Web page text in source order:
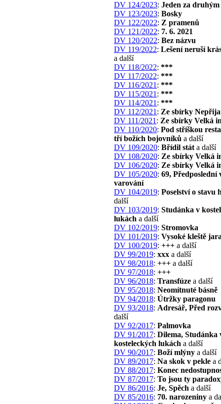
DV 124/2023: Jeden za druhým
DV 123/2023: Bosky
DV 122/2022: Z pramenů
DV 121/2022: 7. 6. 2021
DV 120/2022: Bez názvu
DV 119/2022: Lešení neruší
a další
DV 118/2022: ***
DV 117/2022: ***
DV 116/2021 : ***
DV 115/2021 : ***
DV 114/2021 : ***
DV 112/2021 : Ze sbírky
DV 111/2021 : Ze sbírky Velká
DV 110/2020: Pod stříškou
tří božích bojovníků a další
DV 109/2020: Břídil stát a další
DV 108/2020: Ze sbírky Velká
DV 106/2020: Ze sbírky Velká
DV 105/2020: 69, Předposlední
varování
DV 104/2019: Poselství o stavu
další
DV 103/2019: Studánka v
lukách a další
DV 102/2019: Stromovka
DV 101/2019: Vysoké kleště
DV 100/2019: +++ a další
DV 99/2019: xxx a další
DV 98/2018: +++ a další
DV 97/2018: +++
DV 96/2018: Transfúze a další
DV 95/2018: Neomítnuté básně
DV 94/2018: Útržky paragonu
DV 93/2018: Adresář, Před
další
DV 92/2017: Palmovka
DV 91/2017: Dilema, Studánka
kosteleckých lukách a další
DV 90/2017: Boží mlýny a další
DV 89/2017: Na skok v pekle a
DV 88/2017: Konec
DV 87/2017: To jsou ty
DV 86/2016: Je, Spěch a další
DV 85/2016: 70. narozeniny a